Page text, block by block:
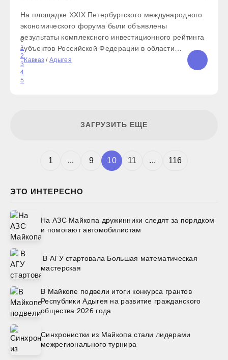
ЭТО ИНТЕРЕСНО
На АЗС Майкопа дружинники следят за порядком
и помогают автомобилистам
В АГУ стартовала Большая математическая
мастерская
В Майкопе подвели итоги конкурса грантов
Республики Адыгея на развитие гражданского
общества 2026 года
Синхронистки из Майкопа стали лидерами
межрегионального турнира
На площадке ХХІХ Петербургского международного
экономического форума были объявлены
результаты комплексного инвестиционного рейтинга
субъектов Российской Федерации в области
возобновляемой энергетики за 2025 год. Республика
Адыгея заняла первое место в номинации «Лидер
по развитию возобновляемых
0
1
2
3
4
5
Кавказ /Адыгея
ЗАГРУЗИТЬ ЕЩЕ
1 ... 9 10 11 ... 116